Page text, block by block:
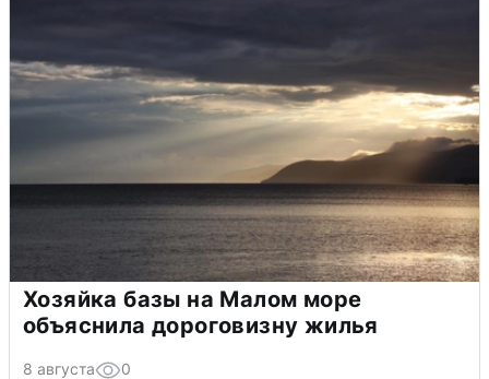
Хозяйка базы на Малом море
объяснила дороговизну жилья
8 августа 0